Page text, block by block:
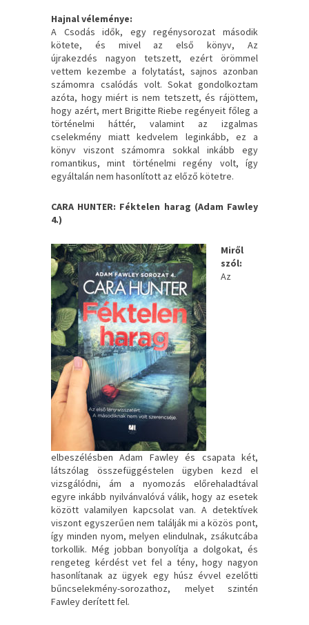
Hajnal véleménye:
A Csodás idők, egy regénysorozat második
kötete, és mivel az első könyv, Az
újrakezdés nagyon tetszett, ezért örömmel
vettem kezembe a folytatást, sajnos azonban
számomra csalódás volt. Sokat gondolkoztam
azóta, hogy miért is nem tetszett, és rájöttem,
hogy azért, mert Brigitte Riebe regényeit főleg a
történelmi háttér, valamint az izgalmas
cselekmény miatt kedvelem leginkább, ez a
könyv viszont számomra sokkal inkább egy
romantikus, mint történelmi regény volt, így
egyáltalán nem hasonlított az előző kötetre.
CARA HUNTER: Féktelen ​harag (Adam Fawley
4.)
Miről
szól:
Az
elbeszélésben Adam Fawley és csapata két,
látszólag összefüggéstelen ügyben kezd el
vizsgálódni, ám a nyomozás előrehaladtával
egyre inkább nyilvánvalóvá válik, hogy az esetek
között valamilyen kapcsolat van. A detektívek
viszont egyszerűen nem találják mi a közös pont,
így minden nyom, melyen elindulnak, zsákutcába
torkollik. Még jobban bonyolítja a dolgokat, és
rengeteg kérdést vet fel a tény, hogy nagyon
hasonlítanak az ügyek egy húsz évvel ezelőtti
bűncselekmény-sorozathoz, melyet szintén
Fawley derített fel.